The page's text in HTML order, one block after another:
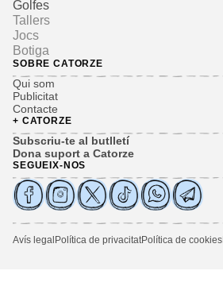
Golfes
Tallers
Jocs
Botiga
SOBRE CATORZE
Qui som
Publicitat
Contacte
+ CATORZE
Subscriu-te al butlletí
Dona suport a Catorze
SEGUEIX-NOS
Avís legal Política de privacitatPolítica de cookies